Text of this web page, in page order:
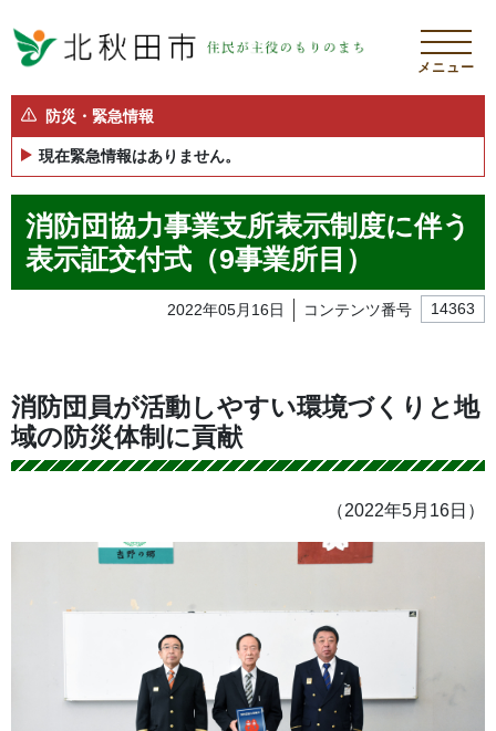
メニュー
防災・緊急情報
現在緊急情報はありません。
消防団協力事業支所表示制度に伴う
表示証交付式（9事業所目）
2022年05月16日 コンテンツ番号 14363
消防団員が活動しやすい環境づくりと地
域の防災体制に貢献
（2022年5月16日）